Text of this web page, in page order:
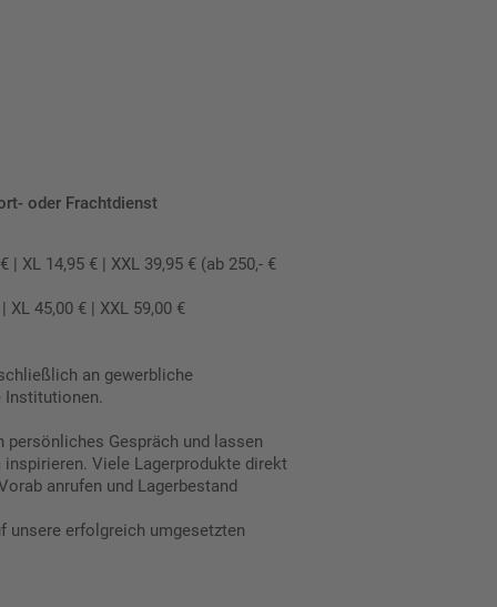
oder Frachtdienst
| XL 14,95 € | XXL 39,95 € (ab 250,- €
XL 45,00 € | XXL 59,00 €
an gewerbliche
Institutionen.
persönliches Gespräch und lassen
Viele Lagerprodukte direkt
anrufen und Lagerbestand
unsere erfolgreich umgesetzten